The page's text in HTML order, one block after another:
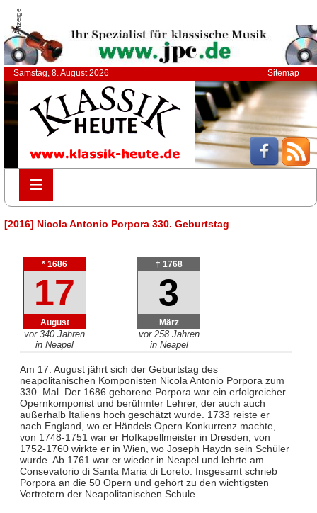
Anzeige
Samstag, 8. August 2026 Sitemap
≡
≡
[2016] Nicola Antonio Porpora 330. Geburtstag
* 1686
17
August
vor 340 Jahren
in Neapel
† 1768
3
März
vor 258 Jahren
in Neapel
Am 17. August jährt sich der Geburtstag des
neapolitanischen Komponisten Nicola Antonio Porpora zum
330. Mal. Der 1686 geborene Porpora war ein erfolgreicher
Opernkomponist und berühmter Lehrer, der auch auch
außerhalb Italiens hoch geschätzt wurde. 1733 reiste er
nach England, wo er Händels Opern Konkurrenz machte,
von 1748-1751 war er Hofkapellmeister in Dresden, von
1752-1760 wirkte er in Wien, wo Joseph Haydn sein Schüler
wurde. Ab 1761 war er wieder in Neapel und lehrte am
Consevatorio di Santa Maria di Loreto. Insgesamt schrieb
Porpora an die 50 Opern und gehört zu den wichtigsten
Vertretern der Neapolitanischen Schule.